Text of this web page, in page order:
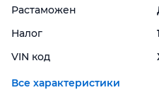
Растаможен
Налог
VIN код
Все характеристики